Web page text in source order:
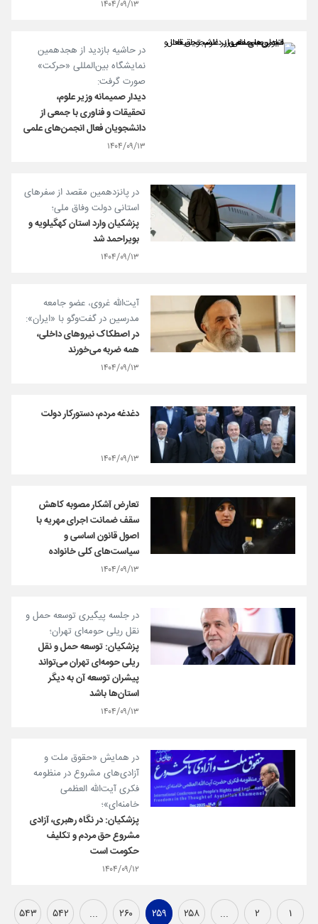
۱۴۰۴/۰۹/۱۳
در حاشیه بازدید از هجدهمین
نمایشگاه بین‌المللی «حرکت»
صورت گرفت:
دیدار صمیمانه‌ وزیر علوم،
تحقیقات و فناوری با جمعی از
دانشجویان فعال انجمن‌های علمی
۱۴۰۴/۰۹/۱۳
در پانزدهمین مقصد از سفرهای
استانی دولت وفاق ملی؛
پزشکیان وارد استان کهگیلویه و
بویراحمد شد
۱۴۰۴/۰۹/۱۳
آیت‌الله غروی، عضو جامعه
مدرسین در گفت‌و‌گو با «ایران»:
در اصطکاک نیروهای داخلی،
همه ضربه می‌خورند
۱۴۰۴/۰۹/۱۳
دغدغه مردم، دستورکار دولت
۱۴۰۴/۰۹/۱۳
تعارض آشکار مصوبه کاهش
سقف ضمانت اجرای مهریه با
اصول قانون اساسی و
سیاست‌های کلی خانواده
۱۴۰۴/۰۹/۱۳
در جلسه پیگیری توسعه حمل و
نقل ریلی حومه‌ای تهران؛
پزشکیان: توسعه حمل و نقل
ریلی حومه‌ای تهران می‌تواند
پیشران توسعه آن به دیگر
استان‌ها باشد
۱۴۰۴/۰۹/۱۳
در همایش «حقوق ملت و
آزادی‌های مشروع در منظومه
فکری آیت‌الله العظمی
خامنه‌ای»؛
پزشکیان: در نگاه رهبری، آزادی
مشروع حق مردم و تکلیف
حکومت است
۱۴۰۴/۰۹/۱۲
۱ ۲ ... ۲۵۸ ۲۵۹ ۲۶۰ ... ۵۴۲ ۵۴۳